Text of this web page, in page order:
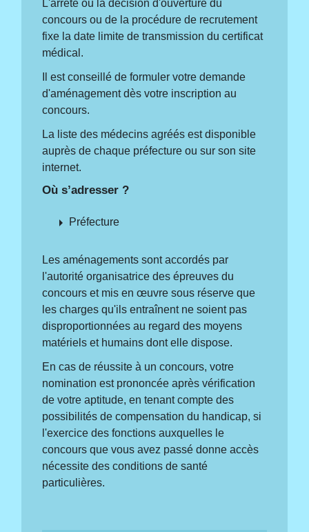
L'arrêté ou la décision d'ouverture du
concours ou de la procédure de recrutement
fixe la date limite de transmission du certificat
médical.
Il est conseillé de formuler votre demande
d'aménagement dès votre inscription au
concours.
La liste des médecins agréés est disponible
auprès de chaque préfecture ou sur son site
internet.
Où s’adresser ?
arrow_right Préfecture
Les aménagements sont accordés par
l'autorité organisatrice des épreuves du
concours et mis en œuvre sous réserve que
les charges qu'ils entraînent ne soient pas
disproportionnées au regard des moyens
matériels et humains dont elle dispose.
En cas de réussite à un concours, votre
nomination est prononcée après vérification
de votre aptitude, en tenant compte des
possibilités de compensation du handicap, si
l'exercice des fonctions auxquelles le
concours que vous avez passé donne accès
nécessite des conditions de santé
particulières.